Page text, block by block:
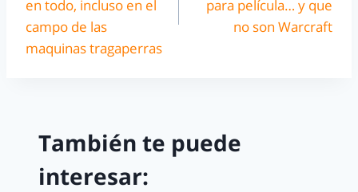
en todo, incluso en el
campo de las
maquinas tragaperras
para película… y que
no son Warcraft
También te puede
interesar: